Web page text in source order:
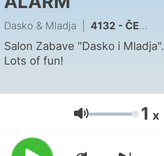
Dasko & Mladja 4132 - ČETVRTAK 25.06.2026bm
Salon Zabave "Dasko i Mladja".
Lots of fun!
Volumen 1 x